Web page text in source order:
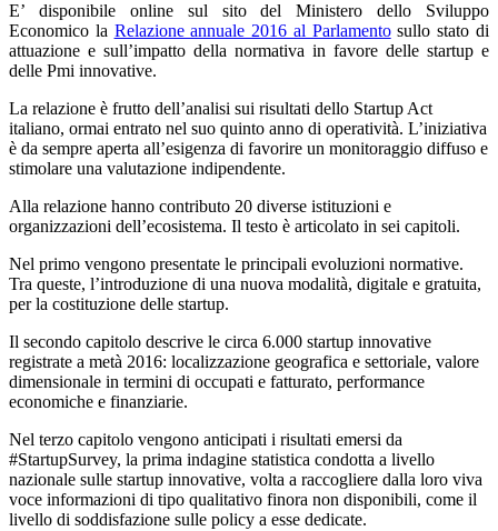
E’ disponibile online sul sito del Ministero dello Sviluppo
Economico la Relazione annuale 2016 al Parlamentosullo stato di
attuazione e sull’impatto della normativa in favore delle startup e
delle Pmi innovative.
La relazione è frutto dell’analisi sui risultati dello Startup Act
italiano, ormai entrato nel suo quinto anno di operatività. L’iniziativa
è da sempre aperta all’esigenza di favorire un monitoraggio diffuso e
stimolare una valutazione indipendente.
Alla relazione hanno contributo 20 diverse istituzioni e
organizzazioni dell’ecosistema. Il testo è articolato in sei capitoli.
Nel primo vengono presentate le principali evoluzioni normative.
Tra queste, l’introduzione di una nuova modalità, digitale e gratuita,
per la costituzione delle startup.
Il secondo capitolo descrive le circa 6.000 startup innovative
registrate a metà 2016: localizzazione geografica e settoriale, valore
dimensionale in termini di occupati e fatturato, performance
economiche e finanziarie.
Nel terzo capitolo vengono anticipati i risultati emersi da
#StartupSurvey, la prima indagine statistica condotta a livello
nazionale sulle startup innovative, volta a raccogliere dalla loro viva
voce informazioni di tipo qualitativo finora non disponibili, come il
livello di soddisfazione sulle policy a esse dedicate.